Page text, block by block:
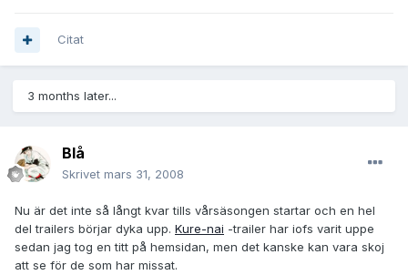
Citat
3 months later...
Blå
Skrivet mars 31, 2008
Nu är det inte så långt kvar tills vårsäsongen startar och en hel
del trailers börjar dyka upp. Kure-nai -trailer har iofs varit uppe
sedan jag tog en titt på hemsidan, men det kanske kan vara skoj
att se för de som har missat.